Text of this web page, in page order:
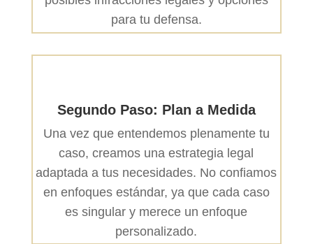
para tu defensa.
Segundo Paso: Plan a Medida
Una vez que entendemos plenamente tu
caso, creamos una estrategia legal
adaptada a tus necesidades. No confiamos
en enfoques estándar, ya que cada caso
es singular y merece un enfoque
personalizado.